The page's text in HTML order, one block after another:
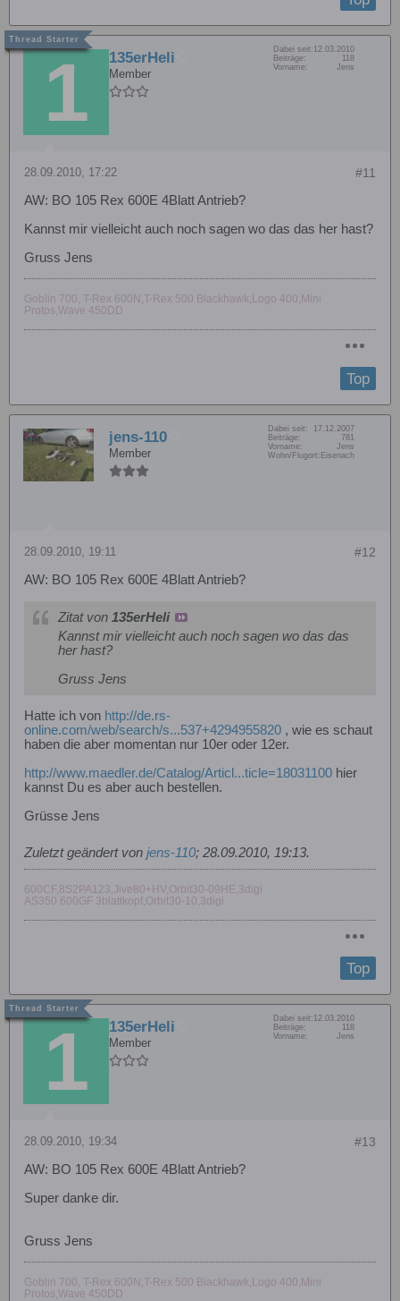
135erHeli
Member
Dabei seit: 12.03.2010
Beiträge:
118
Vorname:
Jens
#11
28.09.2010, 17:22
AW: BO 105 Rex 600E 4Blatt Antrieb?
Kannst mir vielleicht auch noch sagen wo das das her hast?
Gruss Jens
Goblin 700, T-Rex 600N,T-Rex 500 Blackhawk,Logo 400,Mini
Protos,Wave 450DD
Top
jens-110
Member
Dabei seit:
17.12.2007
Beiträge:
781
Vorname:
Jens
Wohn/Flugort: Eisenach
#12
28.09.2010, 19:11
AW: BO 105 Rex 600E 4Blatt Antrieb?
Zitat von 135erHeli
Kannst mir vielleicht auch noch sagen wo das das
her hast?
Gruss Jens
Hatte ich von http://de.rs-
online.com/web/search/s...537+4294955820 , wie es schaut
haben die aber momentan nur 10er oder 12er.
http://www.maedler.de/Catalog/Articl...ticle=18031100 hier
kannst Du es aber auch bestellen.
Grüsse Jens
Zuletzt geändert von jens-110; 28.09.2010, 19:13.
600CF,8S2PA123,Jive80+HV,Orbit30-09HE,3digi
AS350 600GF 3blattkopf,Orbit30-10,3digi
Top
135erHeli
Member
Dabei seit: 12.03.2010
Beiträge:
118
Vorname:
Jens
#13
28.09.2010, 19:34
AW: BO 105 Rex 600E 4Blatt Antrieb?
Super danke dir.
Gruss Jens
Goblin 700, T-Rex 600N,T-Rex 500 Blackhawk,Logo 400,Mini
Protos,Wave 450DD